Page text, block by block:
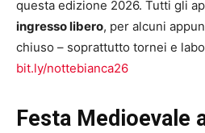
questa edizione 2026. Tutti gli
ingresso libero, per alcuni
chiuso – soprattutto tornei e
bit.ly/nottebianca26
Festa Medioevale